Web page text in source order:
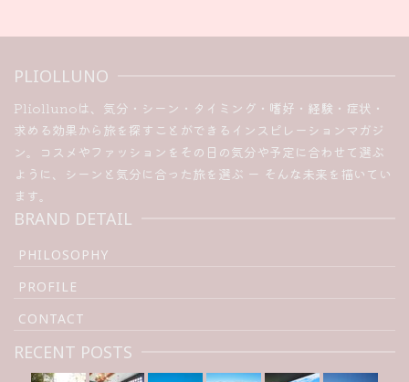
PLIOLLUNO
Pliollunoは、気分・シーン・タイミング・嗜好・経験・症状・
求める効果から旅を探すことができるインスピレーションマガジ
ン。コスメやファッションをその日の気分や予定に合わせて選ぶ
ように、シーンと気分に合った旅を選ぶ ー そんな未来を描いてい
ます。
BRAND DETAIL
PHILOSOPHY
PROFILE
CONTACT
RECENT POSTS